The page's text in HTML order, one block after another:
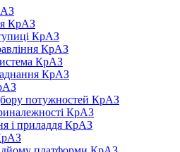
КрАЗ
КрАЗ
КрАЗ
КрАЗ
КрАЗ
потужностей КрАЗ
КрАЗ
і приладдя КрАЗ